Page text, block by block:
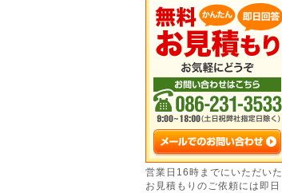
営業日16時までにいただいた
お見積もりのご依頼には即日